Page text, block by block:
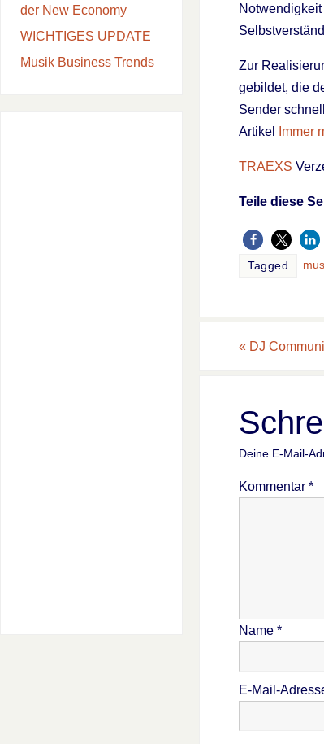
Zur
gebildet, die
Sender
Artikel
Immer
TRAEXS
Teile diese
Tagged
« DJ
Deine E-Mail-
Kommentar *
Name *
E-Mail-
der New Economy
WICHTIGES UPDATE
Musik Business Trends